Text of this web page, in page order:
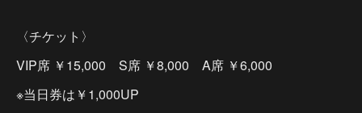
〈チケット〉
VIP席 ￥15,000 S席 ￥8,000 A席 ￥6,000
※当日券は￥1,000UP